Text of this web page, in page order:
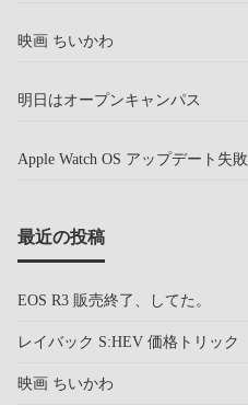
映画 ちいかわ
明日はオープンキャンパス
Apple Watch OS アップデート失敗
最近の投稿
EOS R3 販売終了、してた。
レイバック S:HEV 価格トリック
映画 ちいかわ